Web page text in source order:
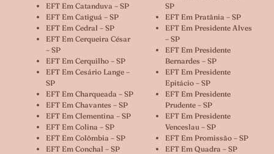
EFT Em Catanduva – SP
EFT Em Catiguá – SP
EFT Em Cedral – SP
EFT Em Cerqueira César
– SP
EFT Em Cerquilho – SP
EFT Em Cesário Lange –
SP
EFT Em Charqueada – SP
EFT Em Chavantes – SP
EFT Em Clementina – SP
EFT Em Colina – SP
EFT Em Colômbia – SP
EFT Em Conchal – SP
SP
EFT Em Pratânia – SP
EFT Em Presidente Alves
– SP
EFT Em Presidente
Bernardes – SP
EFT Em Presidente
Epitácio – SP
EFT Em Presidente
Prudente – SP
EFT Em Presidente
Venceslau – SP
EFT Em Promissão – SP
EFT Em Quadra – SP